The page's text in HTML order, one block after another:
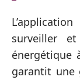
surveiller
énergétique
garantit une